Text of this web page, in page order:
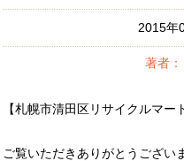
2015年
著者
【札幌市清田区リサイクルマー
ご覧いただきありがとうござい